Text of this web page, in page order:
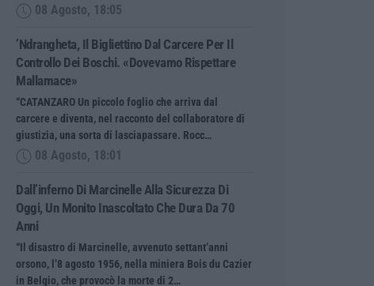
08 Agosto, 18:05
’Ndrangheta, Il Bigliettino Dal Carcere Per Il
Controllo Dei Boschi. «Dovevamo Rispettare
Mallamace»
“CATANZARO Un piccolo foglio che arriva dal
carcere e diventa, nel racconto del collaboratore di
giustizia, una sorta di lasciapassare. Rocc…
08 Agosto, 18:01
Dall’inferno Di Marcinelle Alla Sicurezza Di
Oggi, Un Monito Inascoltato Che Dura Da 70
Anni
“Il disastro di Marcinelle, avvenuto settant’anni
orsono, l’8 agosto 1956, nella miniera Bois du Cazier
in Belgio, che provocò la morte di 2…